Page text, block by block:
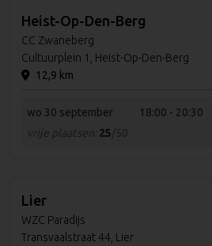
Heist-Op-Den-Berg
CC Zwaneberg
Cultuurplein 1, Heist-Op-Den-Berg
12,9 km
wo 30 september
18:00 - 20:30
vrije plaatsen: 25/50
Lier
WZC Paradijs
Transvaalstraat 44, Lier